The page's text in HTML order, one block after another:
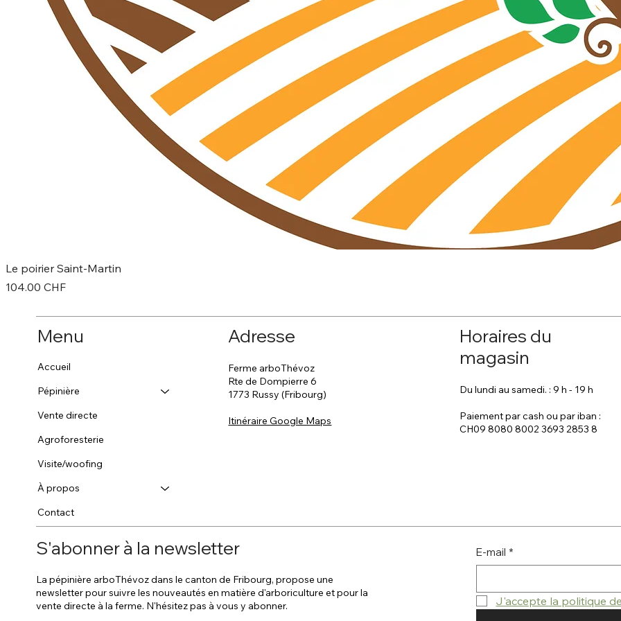
Le poirier Saint-Martin
Prix
104.00 CHF
Menu
Accueil
Pépinière
Vente directe
Agroforesterie
Visite/woofing
À propos
Contact
Adresse
Ferme arboThévoz
Rte de Dompierre 6
1773 Russy (Fribourg)
Itinéraire Google Maps
Horaires du
magasin
Du lundi au samedi. : 9 h - 19 h
Paiement par cash ou par iban :
CH09 8080 8002 3693 2853 8
S'abonner à la newsletter
La pépinière arboThévoz dans le canton de Fribourg, propose une
newsletter pour suivre les nouveautés en matière d'arboriculture et pour la
vente directe à la ferme. N'hésitez pas à vous y abonner.
E-mail *
J'accepte la politique